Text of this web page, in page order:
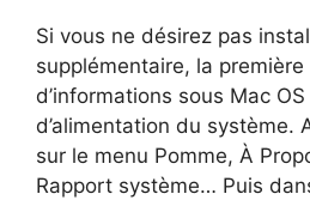
Si vous ne désirez pas
supplémentaire, la première
d’informations sous Mac
d’alimentation du système.
sur le menu Pomme, À
Rapport système… Puis